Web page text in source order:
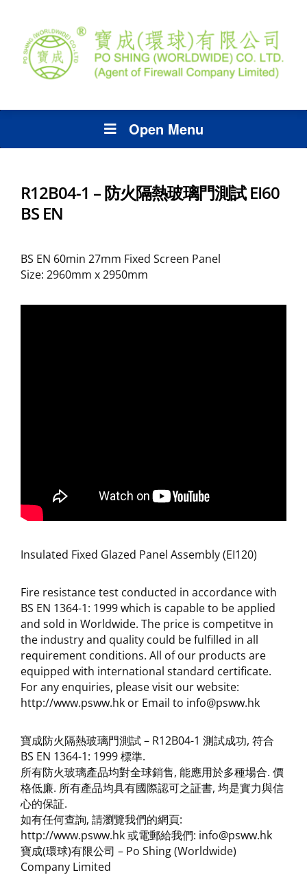
Open Menu
R12B04-1 – 防火隔熱玻璃門測試 EI60
BS EN
BS EN 60min 27mm Fixed Screen Panel
Size: 2960mm x 2950mm
Insulated Fixed Glazed Panel Assembly (EI120)
Fire resistance test conducted in accordance with
BS EN 1364-1: 1999 which is capable to be applied
and sold in Worldwide. The price is competitve in
the industry and quality could be fulfilled in all
requirement conditions. All of our products are
equipped with international standard certificate.
For any enquiries, please visit our website:
http://www.psww.hk or Email to info@psww.hk
寶成防火隔熱玻璃門測試 – R12B04-1 測試成功, 符合
BS EN 1364-1: 1999 標準.
所有防火玻璃產品均對全球銷售, 能應用於多種場合. 價
格低廉. 所有產品均具有國際認可之証書, 均是實力與信
心的保証.
如有任何查詢, 請瀏覽我們的網頁:
http://www.psww.hk 或電郵給我們: info@psww.hk
寶成(環球)有限公司 – Po Shing (Worldwide)
Company Limited